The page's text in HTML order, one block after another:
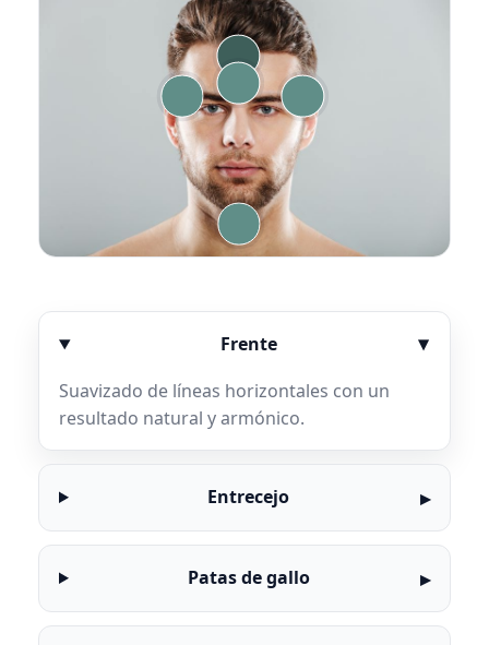
Frente
Suavizado de líneas horizontales con un
resultado natural y armónico.
Entrecejo
Patas de gallo